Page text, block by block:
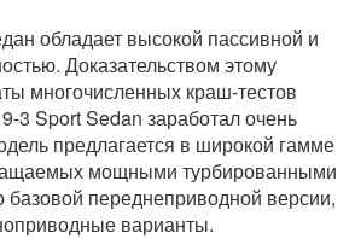
обладает высокой пассивной и
Доказательством этому
многочисленных краш-тестов
3 Sport Sedan заработал очень
предлагается в широкой гамме
мощными турбированными
переднеприводной версии,
варианты.